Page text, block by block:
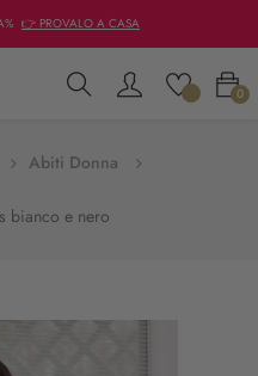
👉 PROVALO A CASA
0
Abiti Donna
bianco e nero